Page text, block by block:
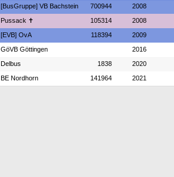
[BusGruppe] VB Bachstein 700944 2008
Pussack ✝ 105314 2008
[EVB] OvA 118394 2009
GöVB Göttingen 2016
Delbus 1838 2020
BE Nordhorn 141964 2021